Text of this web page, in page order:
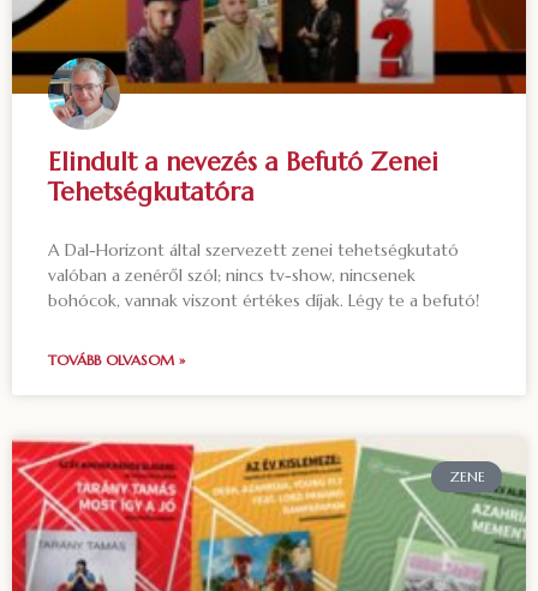
Elindult a nevezés a Befutó Zenei
Tehetségkutatóra
A Dal-Horizont által szervezett zenei tehetségkutató
valóban a zenéről szól; nincs tv-show, nincsenek
bohócok, vannak viszont értékes díjak. Légy te a befutó!
TOVÁBB OLVASOM »
ZENE